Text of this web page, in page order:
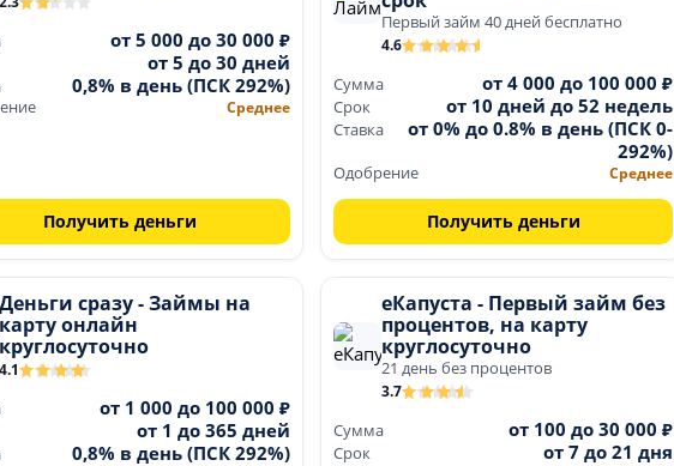
от 5 000 до 30 000 ₽
от 5 до 30 дней
0,8% в день (ПСК 292%)
Среднее
Получить деньги
Первый займ 40 дней бесплатно
4.6
Сумма от 4 000 до 100 000 ₽
Срок от 10 дней до 52 недель
Ставка
от 0% до 0.8% в день (ПСК 0-
292%)
Одобрение Среднее
Получить деньги
Деньги сразу - Займы на
карту онлайн
4.1
от 1 000 до 100 000 ₽
от 1 до 365 дней
0,8% в день (ПСК 292%)
еКапуста - Первый займ без
процентов, на карту
круглосуточно
21 день без процентов
3.7
Сумма от 100 до 30 000 ₽
Срок
от 7 до 21 дня